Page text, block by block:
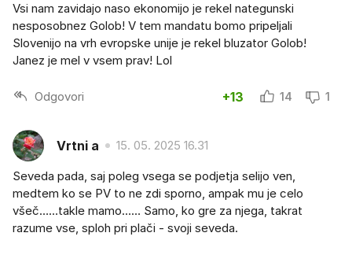
Vsi nam zavidajo naso ekonomijo je rekel nategunski
nesposobnez Golob! V tem mandatu bomo pripeljali
Slovenijo na vrh evropske unije je rekel bluzator Golob!
Janez je mel v vsem prav! Lol
Odgovori +13 14 1
Vrtni a 15. 05. 2025 16.31
Seveda pada, saj poleg vsega se podjetja selijo ven,
medtem ko se PV to ne zdi sporno, ampak mu je celo
všeč……takle mamo…… Samo, ko gre za njega, takrat
razume vse, sploh pri plači - svoji seveda.